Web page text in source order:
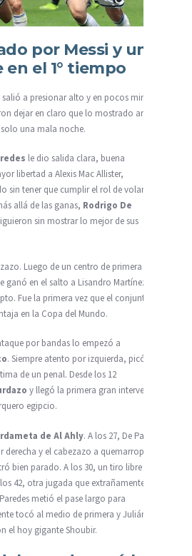
por Messi y un 0-
en el 1° tiempo
a presionar alto y en pocos minutos,
dejar en claro que lo mostrado ante
una mala noche.
le dio salida clara, buena
libertad a Alexis Mac Allister,
sin tener que cumplir el rol de volante
allá de las ganas, Rodrigo De
sin mostrar lo mejor de sus
Luego de un centro de primera por la
ganó en el salto a Lisandro Martínez y
Fue la primera vez que el conjunto de
en la Copa del Mundo.
por bandas lo empezó a
. Siempre atento por izquierda, picó a la
de un penal. Desde los 12
y llegó la primera gran intervención
egipcio.
de Al Ahly. A los 27, De Paul
y el cabezazo a quemarropa de
bien parado. A los 30, un tiro libre de
42, otra jugada que extrañamente no
metió el pase largo para
tocó al medio de primera y Julián
el hoy gigante Shoubir.